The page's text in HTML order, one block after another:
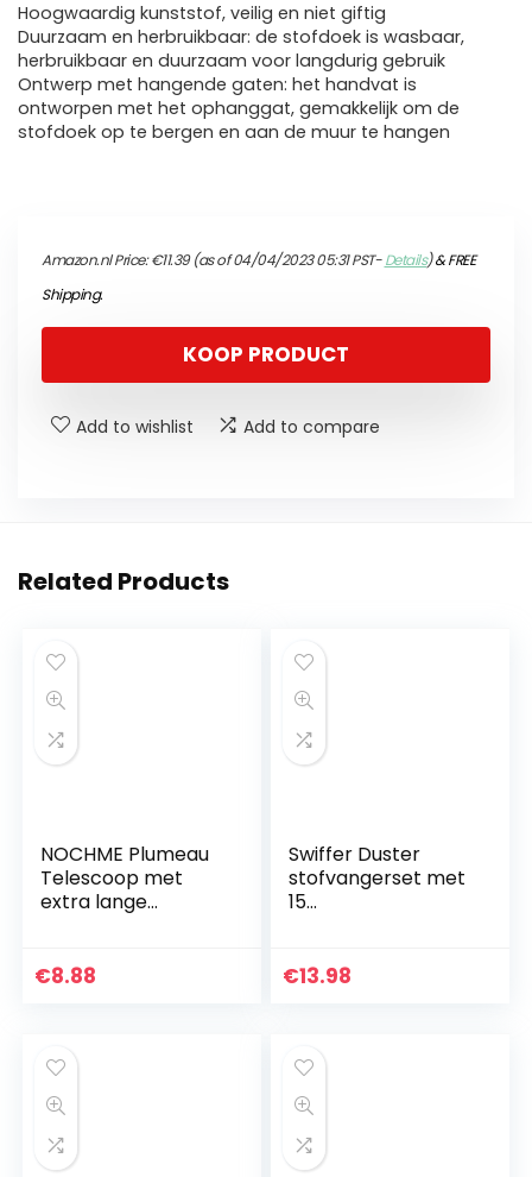
Hoogwaardig kunststof, veilig en niet giftig
Duurzaam en herbruikbaar: de stofdoek is wasbaar,
herbruikbaar en duurzaam voor langdurig gebruik
Ontwerp met hangende gaten: het handvat is
ontworpen met het ophanggat, gemakkelijk om de
stofdoek op te bergen en aan de muur te hangen
Amazon.nl Price:€11.39(as of 04/04/2023 05:31 PST-Details)&FREE
Shipping.
KOOP PRODUCT
Add to wishlist Add to compare
Related Products
NOCHME Plumeau
Telescoop met
extra lange
cm, roestvrij staal,
€8.88
Swiffer Duster
stofvangerset met
15
€13.98